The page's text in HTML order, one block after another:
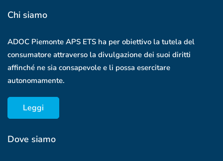
Chi siamo
ADOC Piemonte APS ETS ha per obiettivo la tutela del
consumatore attraverso la divulgazione dei suoi diritti
affinché ne sia consapevole e li possa esercitare
autonomamente.
Leggi
Dove siamo